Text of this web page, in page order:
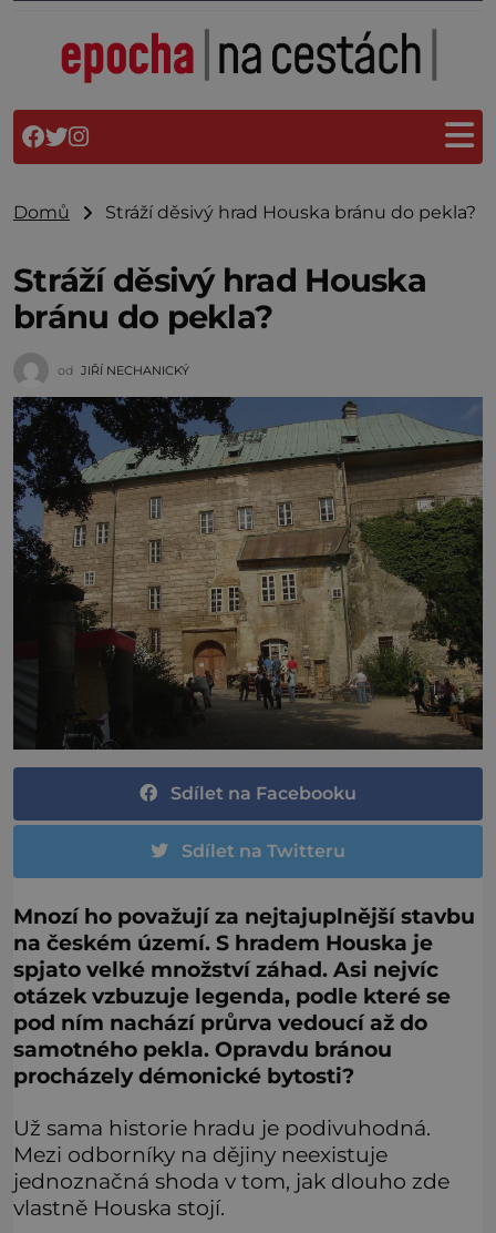
Domů Stráží děsivý hrad Houska bránu do pekla?
Stráží děsivý hrad Houska
bránu do pekla?
od JIŘÍ NECHANICKÝ
Sdílet na Facebooku
Sdílet na Twitteru
Mnozí ho považují za nejtajuplnější stavbu
na českém území. S hradem Houska je
spjato velké množství záhad. Asi nejvíc
otázek vzbuzuje legenda, podle které se
pod ním nachází průrva vedoucí až do
samotného pekla. Opravdu bránou
procházely démonické bytosti?
Už sama historie hradu je podivuhodná.
Mezi odborníky na dějiny neexistuje
jednoznačná shoda v tom, jak dlouho zde
vlastně Houska stojí.